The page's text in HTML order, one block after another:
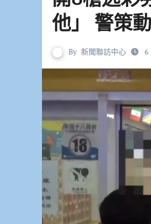
他」 警策
By 新聞聯訪中心 6